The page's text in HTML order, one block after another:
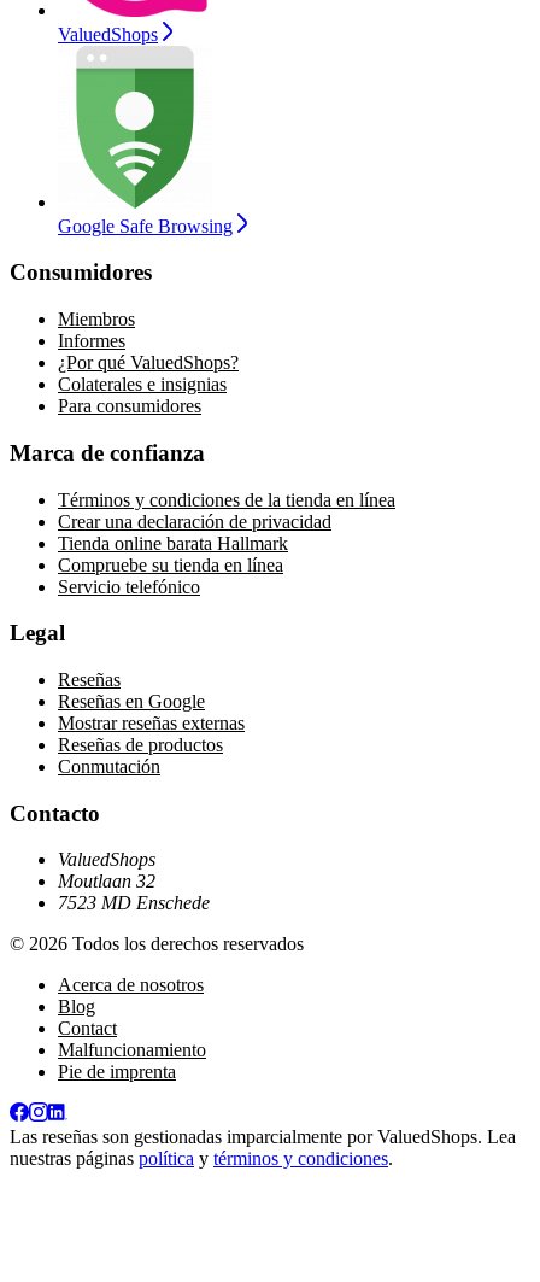
ValuedShops
Google Safe Browsing
Consumidores
Miembros
Informes
¿Por qué ValuedShops?
Colaterales e insignias
Para consumidores
Marca de confianza
Términos y condiciones de la tienda en línea
Crear una declaración de privacidad
Tienda online barata Hallmark
Compruebe su tienda en línea
Servicio telefónico
Legal
Reseñas
Reseñas en Google
Mostrar reseñas externas
Reseñas de productos
Conmutación
Contacto
ValuedShops
Moutlaan 32
7523 MD Enschede
© 2026 Todos los derechos reservados
Acerca de nosotros
Blog
Contact
Malfuncionamiento
Pie de imprenta
Las reseñas son gestionadas imparcialmente porValuedShops. Lea
nuestras páginas política y términos y condiciones.